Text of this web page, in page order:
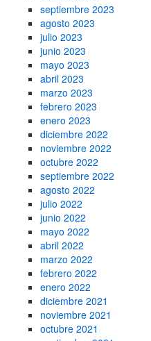
septiembre 2023
agosto 2023
julio 2023
junio 2023
mayo 2023
abril 2023
marzo 2023
febrero 2023
enero 2023
diciembre 2022
noviembre 2022
octubre 2022
septiembre 2022
agosto 2022
julio 2022
junio 2022
mayo 2022
abril 2022
marzo 2022
febrero 2022
enero 2022
diciembre 2021
noviembre 2021
octubre 2021